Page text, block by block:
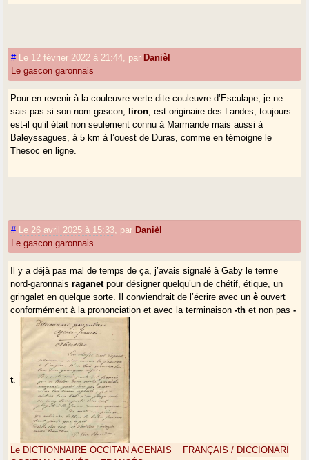
# Le 12 février 2022 à 21:44 par Danièl
Le gascon garonnais
Pour en revenir à la couleuvre verte dite couleuvre d’Esculape, je ne
sais pas si son nom gascon,
liron , est originaire des Landes, toujours
est-il qu’il était non seulement connu à Marmande mais aussi à
Baleyssagues, à 5 km à l’ouest de Duras, comme en témoigne le
Thesoc en ligne.
# Le 26 avril 2025 à 15:33 par Danièl
Le gascon garonnais
Il y a déjà pas mal de temps de ça, j’avais signalé à Gaby le terme
nord-garonnaisraganetpour désigner quelqu’un de chétif, étique, un
gringalet en quelque sorte. Il conviendrait de l’écrire avec unè ouvert
conformément à la prononciation et avec la terminaison-th et non pas-
t.
Le DICTIONNAIRE OCCITAN AGENAIS − FRANÇAIS / DICCIONARI